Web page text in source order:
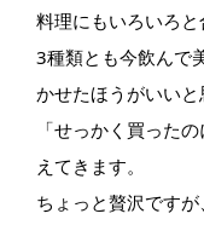
料理にもいろいろと
3種類とも今飲んで
かせたほうがいいと
「せっかく買った
えてきます。
ちょっと贅沢です